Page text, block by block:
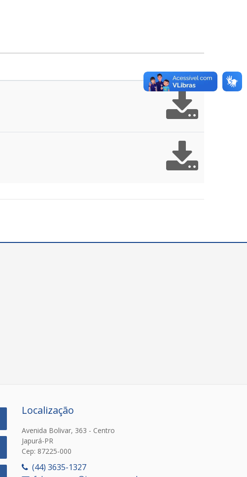
Localização
Avenida Bolivar, 363 - Centro
Japurá-PR
Cep: 87225-000
(44) 3635-1327